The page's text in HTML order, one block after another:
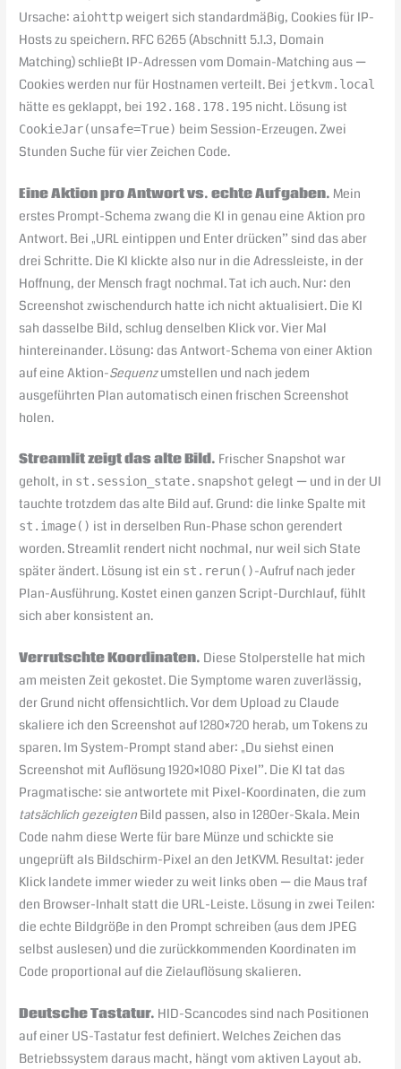
Ursache: aiohttpweigert sich standardmäßig, Cookies für IP-
Hosts zu speichern. RFC 6265 (Abschnitt 5.1.3, Domain
Matching) schließt IP-Adressen vom Domain-Matching aus —
Cookies werden nur für Hostnamen verteilt. Bei jetkvm.local
hätte es geklappt, bei 192.168.178.195 nicht. Lösung ist
CookieJar(unsafe=True) beim Session-Erzeugen. Zwei
Stunden Suche für vier Zeichen Code.
Eine Aktion pro Antwort vs. echte Aufgaben. Mein
erstes Prompt-Schema zwang die KI in genau eine Aktion pro
Antwort. Bei „URL eintippen und Enter drücken” sind das aber
drei Schritte. Die KI klickte also nur in die Adressleiste, in der
Hoffnung, der Mensch fragt nochmal. Tat ich auch. Nur: den
Screenshot zwischendurch hatte ich nicht aktualisiert. Die KI
sah dasselbe Bild, schlug denselben Klick vor. Vier Mal
hintereinander. Lösung: das Antwort-Schema von einer Aktion
auf eine Aktion-Sequenzumstellen und nach jedem
ausgeführten Plan automatisch einen frischen Screenshot
holen.
Streamlit zeigt das alte Bild. Frischer Snapshot war
geholt, in st.session_state.snapshot gelegt — und in der UI
tauchte trotzdem das alte Bild auf. Grund: die linke Spalte mit
st.image() ist in derselben Run-Phase schon gerendert
worden. Streamlit rendert nicht nochmal, nur weil sich State
später ändert. Lösung ist ein st.rerun()-Aufruf nach jeder
Plan-Ausführung. Kostet einen ganzen Script-Durchlauf, fühlt
sich aber konsistent an.
Verrutschte Koordinaten. Diese Stolperstelle hat mich
am meisten Zeit gekostet. Die Symptome waren zuverlässig,
der Grund nicht offensichtlich. Vor dem Upload zu Claude
skaliere ich den Screenshot auf 1280×720 herab, um Tokens zu
sparen. Im System-Prompt stand aber: „Du siehst einen
Screenshot mit Auflösung 1920×1080 Pixel”. Die KI tat das
Pragmatische: sie antwortete mit Pixel-Koordinaten, die zum
tatsächlich gezeigten Bild passen, also in 1280er-Skala. Mein
Code nahm diese Werte für bare Münze und schickte sie
ungeprüft als Bildschirm-Pixel an den JetKVM. Resultat: jeder
Klick landete immer wieder zu weit links oben — die Maus traf
den Browser-Inhalt statt die URL-Leiste. Lösung in zwei Teilen:
die echte Bildgröße in den Prompt schreiben (aus dem JPEG
selbst auslesen) und die zurückkommenden Koordinaten im
Code proportional auf die Zielauflösung skalieren.
Deutsche Tastatur. HID-Scancodes sind nach Positionen
auf einer US-Tastatur fest definiert. Welches Zeichen das
Betriebssystem daraus macht, hängt vom aktiven Layout ab.